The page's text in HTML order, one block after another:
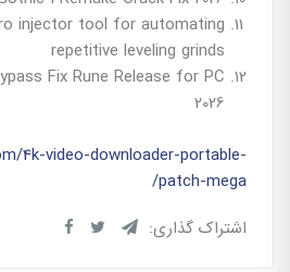
injector tool for automating
repetitive leveling grinds
Fix Rune Release for PC
2026
4k-video-downloader-portable-
patch-mega/
اشتراک گذاری: